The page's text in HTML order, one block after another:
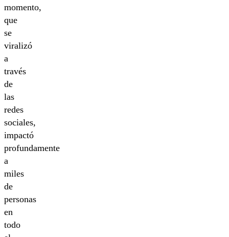
momento,
que
se
viralizó
a
través
de
las
redes
sociales,
impactó
profundamente
a
miles
de
personas
en
todo